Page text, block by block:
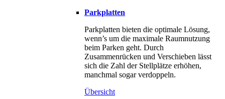
Parkplatten
Parkplatten bieten die optimale Lösung,
wenn’s um die maximale Raumnutzung
beim Parken geht. Durch
Zusammenrücken und Verschieben lässt
sich die Zahl der Stellplätze erhöhen,
manchmal sogar verdoppeln.
Übersicht